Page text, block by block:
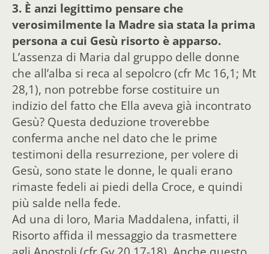
3. È anzi legittimo pensare che
verosimilmente la Madre sia stata la prima
persona a cui Gesù risorto è apparso.
L’assenza di Maria dal gruppo delle donne
che all’alba si reca al sepolcro (cfr Mc 16,1; Mt
28,1), non potrebbe forse costituire un
indizio del fatto che Ella aveva già incontrato
Gesù? Questa deduzione troverebbe
conferma anche nel dato che le prime
testimoni della resurrezione, per volere di
Gesù, sono state le donne, le quali erano
rimaste fedeli ai piedi della Croce, e quindi
più salde nella fede.
Ad una di loro, Maria Maddalena, infatti, il
Risorto affida il messaggio da trasmettere